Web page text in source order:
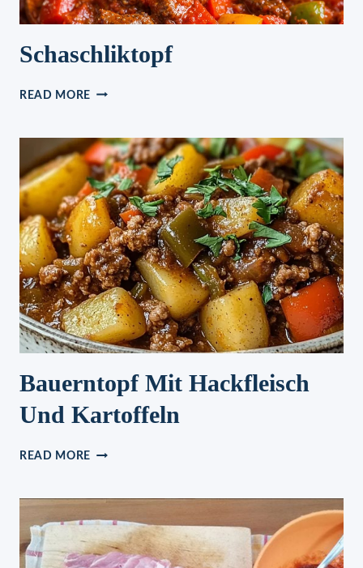
Schaschliktopf
READ MORE SCHASCHLIKTOPF
Bauerntopf Mit Hackfleisch
Und Kartoffeln
READ MORE BAUERNTOPF
UND
KARTOFFELN